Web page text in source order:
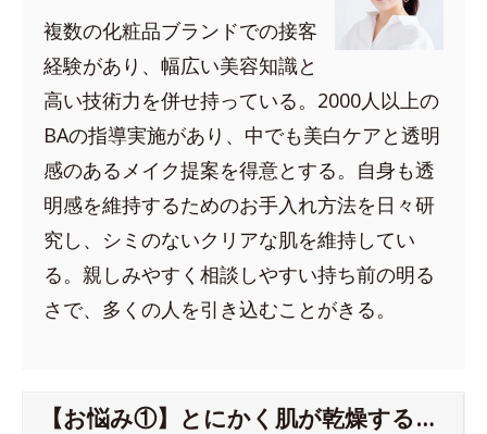
複数の化粧品ブランドでの接客
経験があり、幅広い美容知識と
高い技術力を併せ持っている。2000人以上の
BAの指導実施があり、中でも美白ケアと透明
感のあるメイク提案を得意とする。自身も透
明感を維持するためのお手入れ方法を日々研
究し、シミのないクリアな肌を維持してい
る。親しみやすく相談しやすい持ち前の明る
さで、多くの人を引き込むことがきる。
【お悩み①】とにかく肌が乾燥する…